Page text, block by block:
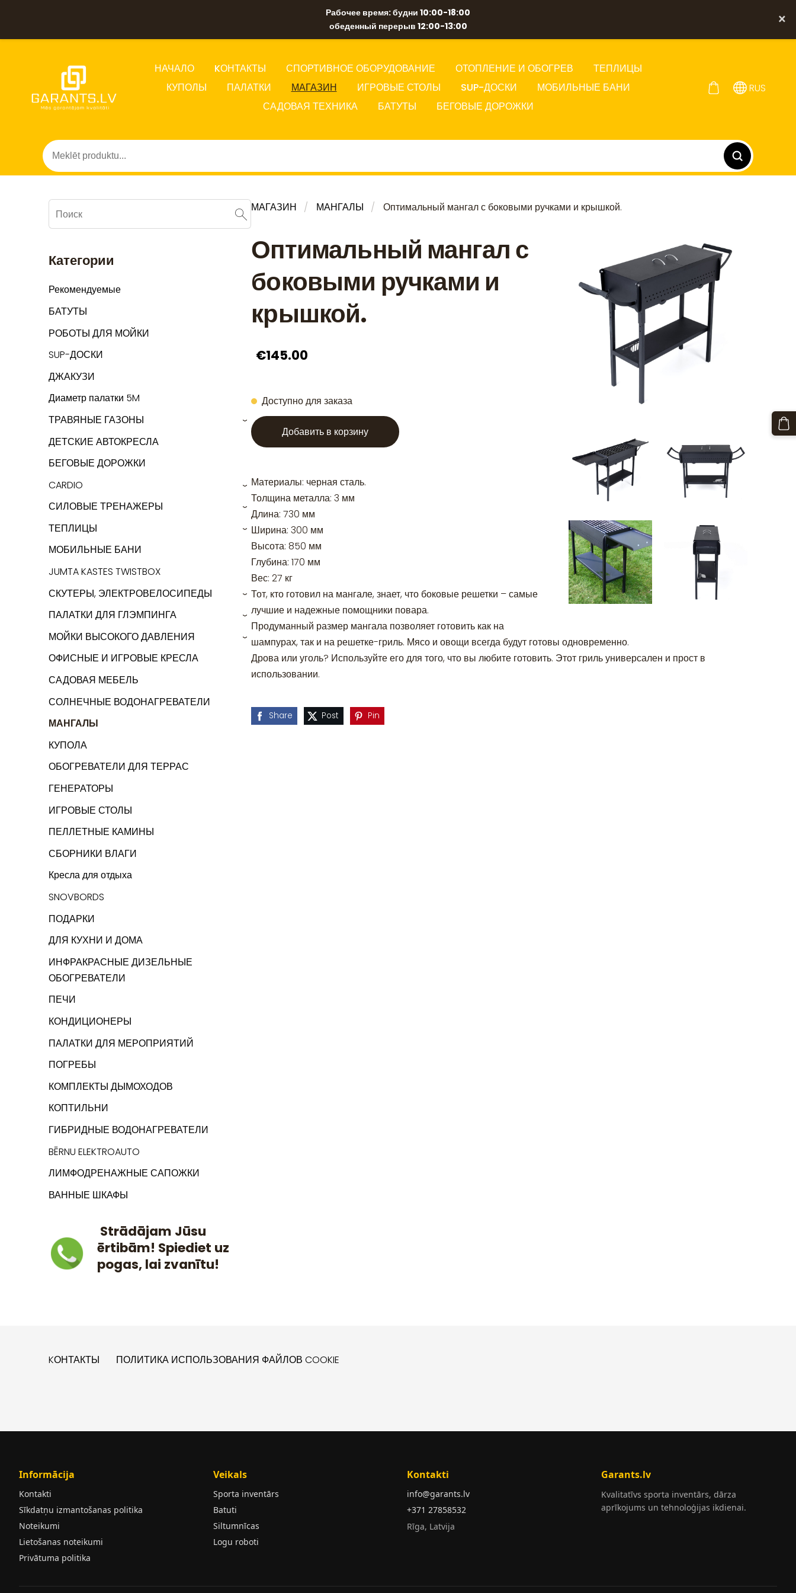
Рабочее время: будни 10:00-18:00
обеденный перерыв 12:00-13:00
×
НАЧАЛО KОНТАКТЫ СПОРТИВНОЕ ОБОРУДОВАНИЕ ОТОПЛЕНИЕ И ОБОГРЕВ
ТЕПЛИЦЫ
КУПОЛЫ
ПАЛАТКИ МАГАЗИН ИГРОВЫЕ СТОЛЫ SUP-ДОСКИ
МОБИЛЬНЫЕ БАНИ
САДОВАЯ ТЕХНИКА
БАТУТЫ БЕГОВЫЕ ДОРОЖКИ
RUS
Категории
Рекомендуемые
БАТУТЫ
РОБОТЫ ДЛЯ МОЙКИ
SUP-ДОСКИ
ДЖАКУЗИ
Диаметр палатки 5M
ТРАВЯНЫЕ ГАЗОНЫ
›
ДЕТСКИЕ АВТОКРЕСЛА
БЕГОВЫЕ ДОРОЖКИ
CARDIO
›
СИЛОВЫЕ ТРЕНАЖЕРЫ ›
ТЕПЛИЦЫ ›
МОБИЛЬНЫЕ БАНИ
JUMTA KASTES TWISTBOX
СКУТЕРЫ, ЭЛЕКТРОВЕЛОСИПЕДЫ
›
ПАЛАТКИ ДЛЯ ГЛЭМПИНГА ›
МОЙКИ ВЫСОКОГО ДАВЛЕНИЯ ›
ОФИСНЫЕ И ИГРОВЫЕ КРЕСЛА
САДОВАЯ МЕБЕЛЬ
СОЛНЕЧНЫЕ ВОДОНАГРЕВАТЕЛИ
МАНГАЛЫ
КУПОЛА
ОБОГРЕВАТЕЛИ ДЛЯ ТЕРРАС
ГЕНЕРАТОРЫ
ИГРОВЫЕ СТОЛЫ
ПЕЛЛЕТНЫЕ КАМИНЫ
СБОРНИКИ ВЛАГИ
Кресла для отдыха
SNOVBORDS
ПОДАРКИ
ДЛЯ КУХНИ И ДОМА
ИНФРАКРАСНЫЕ ДИЗЕЛЬНЫЕ
ОБОГРЕВАТЕЛИ
ПЕЧИ
КОНДИЦИОНЕРЫ
ПАЛАТКИ ДЛЯ МЕРОПРИЯТИЙ
ПОГРЕБЫ
КОМПЛЕКТЫ ДЫМОХОДОВ
КОПТИЛЬНИ
ГИБРИДНЫЕ ВОДОНАГРЕВАТЕЛИ
BĒRNU ELEKTROAUTO
ЛИМФОДРЕНАЖНЫЕ САПОЖКИ
ВАННЫЕ ШКАФЫ
Strādājam Jūsu
ērtibām! Spiediet uz
pogas, lai zvanītu!
МАГАЗИН МАНГАЛЫ Оптимальный мангал с боковыми ручками и крышкой.
Оптимальный мангал с
боковыми ручками и
крышкой.
€145.00
Доступно для заказа
Добавить в корзину
Материалы: черная сталь.
Толщина металла: 3 мм
Длина: 730 мм
Ширина: 300 мм
Высота: 850 мм
Глубина: 170 мм
Вес: 27 кг
Тот, кто готовил на мангале, знает, что боковые решетки – самые
лучшие и надежные помощники повара.
Продуманный размер мангала позволяет готовить как на
шампурах, так и на решетке-гриль. Мясо и овощи всегда будут готовы одновременно.
Дрова или уголь? Используйте его для того, что вы любите готовить. Этот гриль универсален и прост в
использовании.
Share Post Pin
KОНТАКТЫ ПОЛИТИКА ИСПОЛЬЗОВАНИЯ ФАЙЛОВ COOKIE
Informācija
Kontakti
Sīkdatņu izmantošanas politika
Noteikumi
Lietošanas noteikumi
Privātuma politika
Veikals
Sporta inventārs
Batuti
Siltumnīcas
Logu roboti
Kontakti
info@garants.lv
+371 27858532
Rīga, Latvija
Garants.lv
Kvalitatīvs sporta inventārs, dārza
aprīkojums un tehnoloģijas ikdienai.